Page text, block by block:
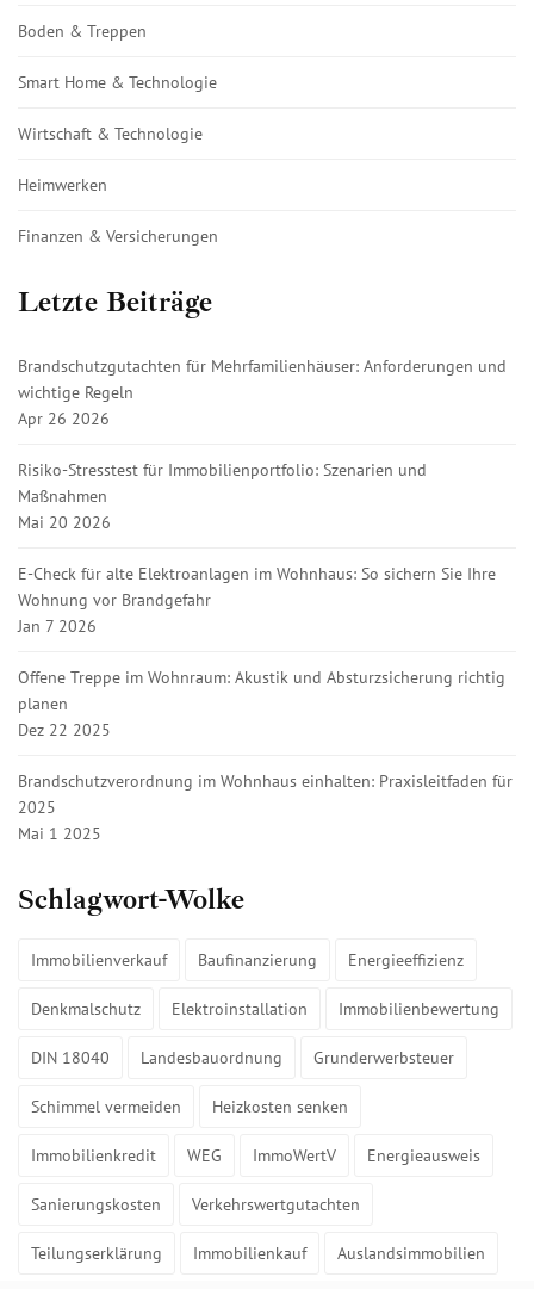
Boden & Treppen
Smart Home & Technologie
Wirtschaft & Technologie
Heimwerken
Finanzen & Versicherungen
Letzte Beiträge
Brandschutzgutachten für Mehrfamilienhäuser: Anforderungen und
wichtige Regeln
Apr 26 2026
Risiko-Stresstest für Immobilienportfolio: Szenarien und
Maßnahmen
Mai 20 2026
E-Check für alte Elektroanlagen im Wohnhaus: So sichern Sie Ihre
Wohnung vor Brandgefahr
Jan 7 2026
Offene Treppe im Wohnraum: Akustik und Absturzsicherung richtig
planen
Dez 22 2025
Brandschutzverordnung im Wohnhaus einhalten: Praxisleitfaden für
2025
Mai 1 2025
Schlagwort-Wolke
Immobilienverkauf Baufinanzierung Energieeffizienz
Denkmalschutz Elektroinstallation Immobilienbewertung
DIN 18040 Landesbauordnung Grunderwerbsteuer
Schimmel vermeiden Heizkosten senken
Immobilienkredit WEG ImmoWertV Energieausweis
Sanierungskosten Verkehrswertgutachten
Teilungserklärung Immobilienkauf Auslandsimmobilien